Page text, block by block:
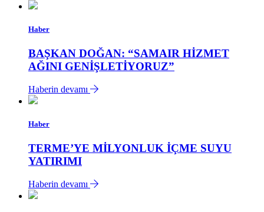
Haber
BAŞKAN DOĞAN: “SAMAIR HİZMET
AĞINI GENİŞLETİYORUZ”
Haberin devamı
Haber
TERME’YE MİLYONLUK İÇME SUYU
YATIRIMI
Haberin devamı